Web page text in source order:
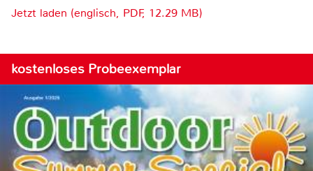
Jetzt laden (englisch, PDF, 12.29 MB)
kostenloses Probeexemplar